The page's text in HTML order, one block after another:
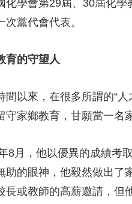
化學會第29屆、30屆化
次黨代會代表。
育的守望人
間以來，在很多所謂的“
守家鄉教育，甘願當一名
8月，他以優異的成績考
助的眼神，他毅然做出
長或教師的高薪邀請，但